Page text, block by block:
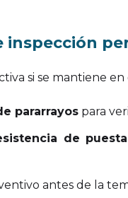
inspección
si se mantiene
pararrayos para
de
antes de la